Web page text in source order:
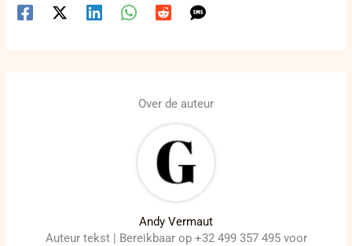
Over de auteur
Andy Vermaut
Auteur tekst | Bereikbaar op +32 499 357 495 voor